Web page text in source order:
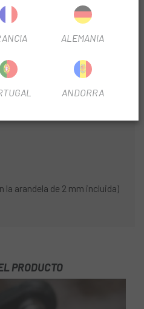
gracias a las
hasta 120
la arandela de 2 mm incluida)
PRODUCTO
ALEMANIA
ANDORRA